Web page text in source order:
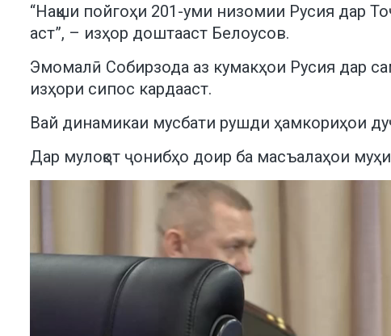
“Нақши пойгоҳи 201-уми низомии Русия дар
аст”, – изҳор доштааст Белоусов.
Эмомалӣ Собирзода аз кумакҳои Русия дар
изҳори сипос кардааст.
Вай динамикаи мусбати рушди ҳамкориҳои
Дар мулоқот ҷонибҳо доир ба масъалаҳои